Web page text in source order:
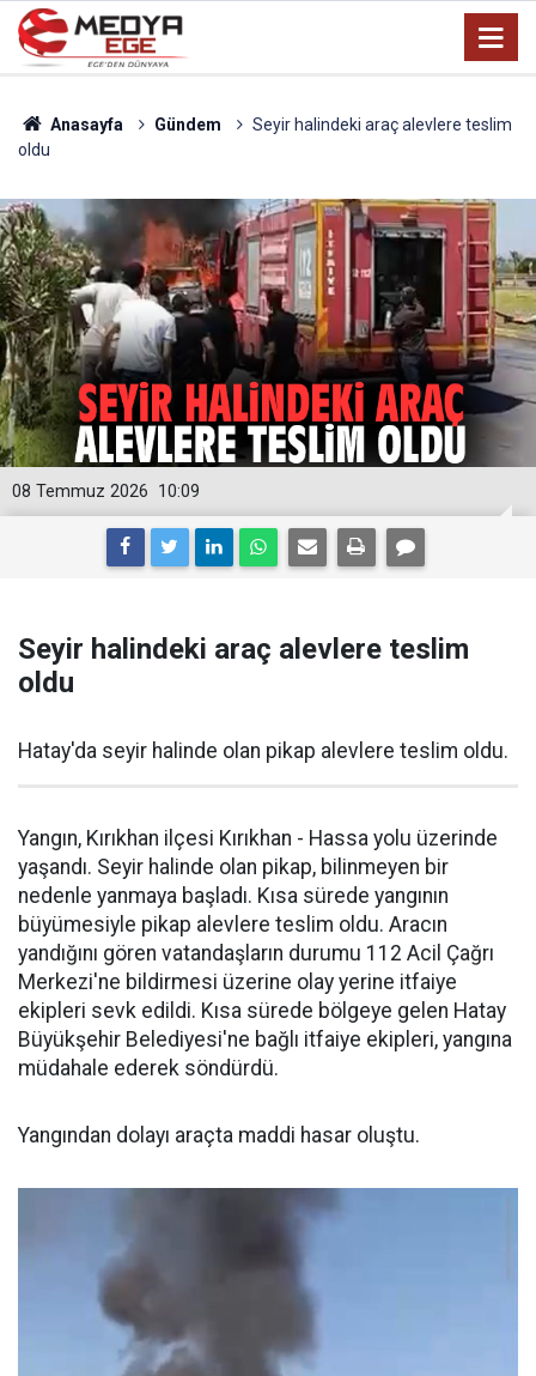
Anasayfa Gündem
Seyir halindeki araç alevlere teslim
oldu
10:09
08 Temmuz 2026
Seyir halindeki araç alevlere teslim
oldu
Hatay'da seyir halinde olan pikap alevlere teslim oldu.
Yangın, Kırıkhan ilçesi Kırıkhan - Hassa yolu üzerinde
yaşandı. Seyir halinde olan pikap, bilinmeyen bir
nedenle yanmaya başladı. Kısa sürede yangının
büyümesiyle pikap alevlere teslim oldu. Aracın
yandığını gören vatandaşların durumu 112 Acil Çağrı
Merkezi'ne bildirmesi üzerine olay yerine itfaiye
ekipleri sevk edildi. Kısa sürede bölgeye gelen Hatay
Büyükşehir Belediyesi'ne bağlı itfaiye ekipleri, yangına
müdahale ederek söndürdü.
Yangından dolayı araçta maddi hasar oluştu.